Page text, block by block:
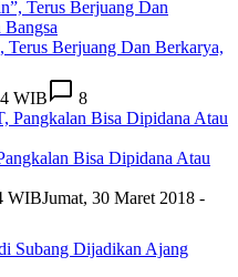
Terus Berjuang Dan Berkarya,
WIB
8
Bisa Dipidana Atau
WIBJumat, 30 Maret 2018 -